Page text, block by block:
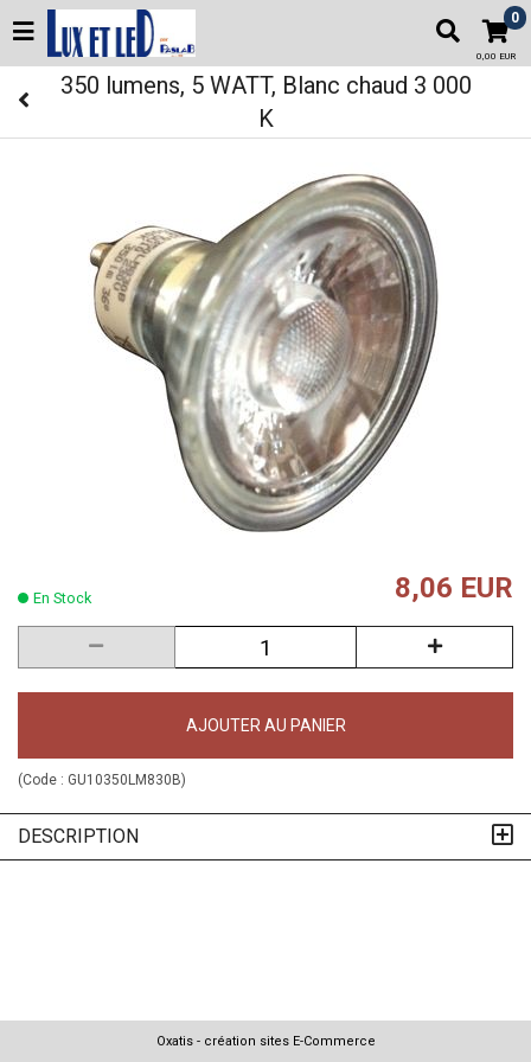
0
0,00 EUR
350 lumens, 5 WATT, Blanc chaud 3 000
K
En Stock 8,06 EUR
AJOUTER AU PANIER
(Code : GU10350LM830B)
DESCRIPTION
Oxatis - création sites E-Commerce